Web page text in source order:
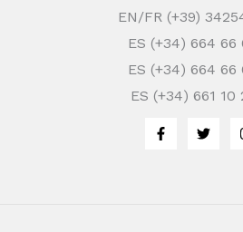
EN/FR (+39)
ES (+34) 664 66
ES (+34) 664 66
ES (+34) 661 10